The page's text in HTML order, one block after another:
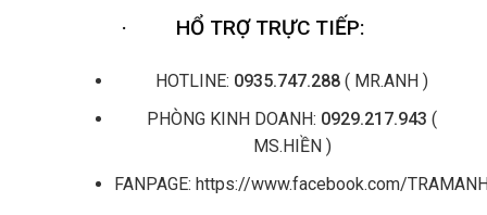
· HỔ TRỢ TRỰC TIẾP:
HOTLINE: 0935.747.288 ( MR.ANH )
PHÒNG KINH DOANH: 0929.217.943 (
MS.HIỀN )
FANPAGE: https://www.facebook.com/